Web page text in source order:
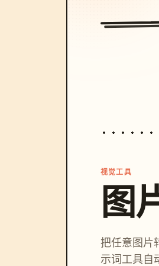
视觉工具
图
把任意图片
示词工具自